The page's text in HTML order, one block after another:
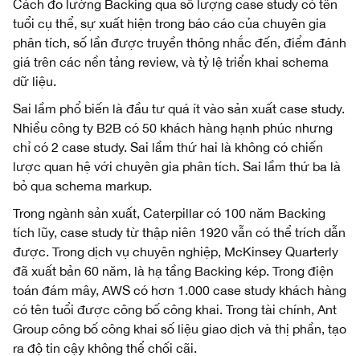
Cách đo lường Backing qua số lượng case study có tên
tuổi cụ thể, sự xuất hiện trong báo cáo của chuyên gia
phân tích, số lần được truyền thông nhắc đến, điểm đánh
giá trên các nền tảng review, và tỷ lệ triển khai schema
dữ liệu.
Sai lầm phổ biến là đầu tư quá ít vào sản xuất case study.
Nhiều công ty B2B có 50 khách hàng hạnh phúc nhưng
chỉ có 2 case study. Sai lầm thứ hai là không có chiến
lược quan hệ với chuyên gia phân tích. Sai lầm thứ ba là
bỏ qua schema markup.
Trong ngành sản xuất, Caterpillar có 100 năm Backing
tích lũy, case study từ thập niên 1920 vẫn có thể trích dẫn
được. Trong dịch vụ chuyên nghiệp, McKinsey Quarterly
đã xuất bản 60 năm, là hạ tầng Backing kép. Trong điện
toán đám mây, AWS có hơn 1.000 case study khách hàng
có tên tuổi được công bố công khai. Trong tài chính, Ant
Group công bố công khai số liệu giao dịch và thị phần, tạo
ra độ tin cậy không thể chối cãi.